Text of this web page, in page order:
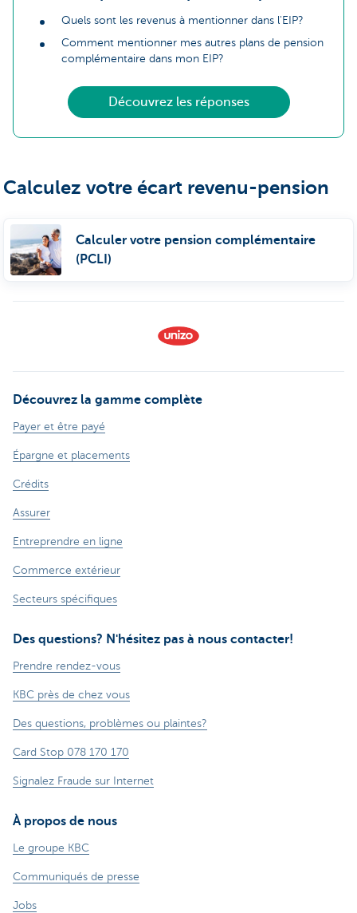
Quels sont les revenus à mentionner dans l'EIP?
Comment mentionner mes autres plans de pension
complémentaire dans mon EIP?
Découvrez les réponses
Calculez votre écart revenu-pension
Calculer votre pension complémentaire
(PCLI)
Découvrez la gamme complète
Payer et être payé
Épargne et placements
Crédits
Assurer
Entreprendre en ligne
Commerce extérieur
Secteurs spécifiques
Des questions? N'hésitez pas à nous contacter!
Prendre rendez-vous
KBC près de chez vous
Des questions, problèmes ou plaintes?
Card Stop 078 170 170
Signalez Fraude sur Internet
À propos de nous
Le groupe KBC
Communiqués de presse
Jobs